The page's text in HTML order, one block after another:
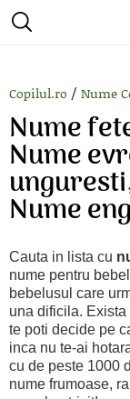
Copilul.ro / Nume
Nume
Nume
Nume
Cauta in lista cu
nume pentru
bebelusul care
una dificila. Exista
te poti decide pe
inca nu te-ai
cu de peste 1000
nume frumoase,